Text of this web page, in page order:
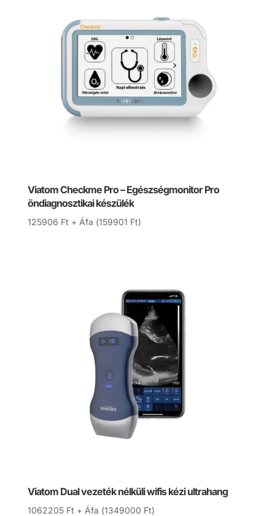
Viatom Checkme Pro – Egészségmonitor Pro
öndiagnosztikai készülék
125906 Ft + Áfa (159901 Ft)
Viatom Dual vezeték nélküli wifis kézi ultrahang
1062205 Ft + Áfa (1349000 Ft)